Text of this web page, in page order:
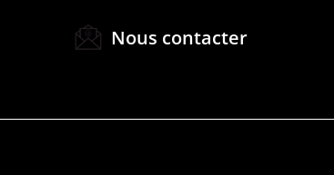
Nous contacter